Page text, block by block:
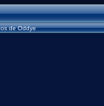
de Oddye